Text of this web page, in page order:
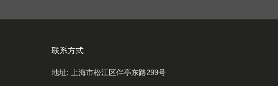
联系方式
地址: 上海市松江区伴亭东路299号